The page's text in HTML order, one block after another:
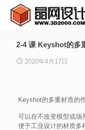
2-4 课 Keyshot的多
2020年4月17日
Keyshot的多重材质的
可以在不改变模型或场
便于工业设计的材质多